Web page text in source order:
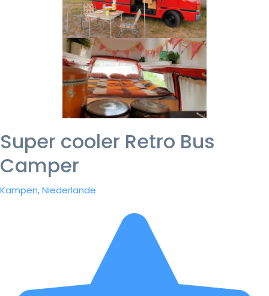
Super cooler Retro Bus
Camper
Kampen, Niederlande